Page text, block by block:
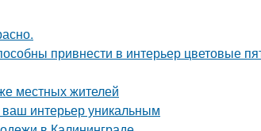
привнести в интерьер цветовые
местных жителей
интерьер уникальным